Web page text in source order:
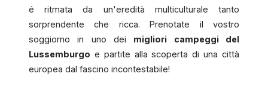
é ritmata da un'eredità multiculturale tanto
sorprendente che ricca. Prenotate il vostro
soggiorno in uno dei migliori campeggi del
Lussemburgo e partite alla scoperta di una città
europea dal fascino incontestabile!